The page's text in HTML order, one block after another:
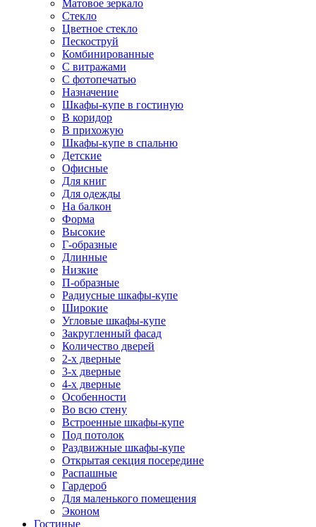
Матовое зеркало
Стекло
Цветное стекло
Пескоструй
Комбинированные
С витражами
С фотопечатью
Назначение
Шкафы-купе в гостиную
В коридор
В прихожую
Шкафы-купе в спальню
Детские
Офисные
Для книг
Для одежды
На балкон
Форма
Высокие
Г-образные
Длинные
Низкие
П-образные
Радиусные шкафы-купе
Широкие
Угловые шкафы-купе
Закругленный фасад
Количество дверей
2-х дверные
3-х дверные
4-х дверные
Особенности
Во всю стену
Встроенные шкафы-купе
Под потолок
Раздвижные шкафы-купе
Открытая секция посередине
Распашные
Гардероб
Для маленького помещения
Эконом
Гостиные